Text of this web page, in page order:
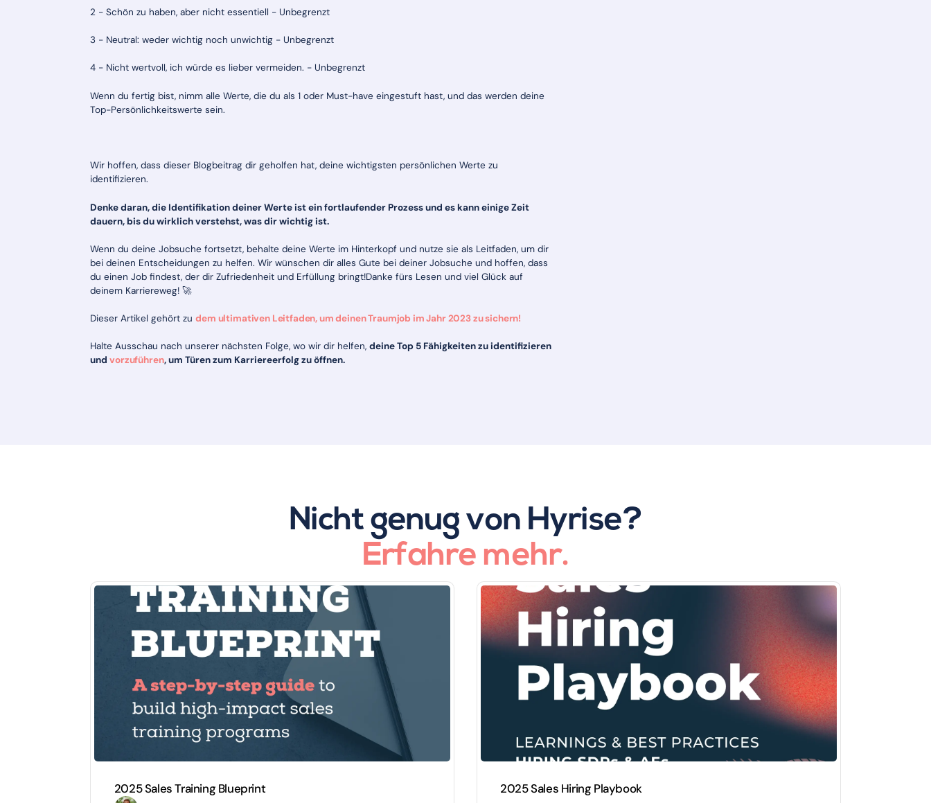
2 - Schön zu haben, aber nicht essentiell - Unbegrenzt
3 - Neutral: weder wichtig noch unwichtig - Unbegrenzt
4 - Nicht wertvoll, ich würde es lieber vermeiden. - Unbegrenzt
Wenn du fertig bist, nimm alle Werte, die du als 1 oder Must-have eingestuft hast, und das werden deine
Top-Persönlichkeitswerte sein.
Wir hoffen, dass dieser Blogbeitrag dir geholfen hat, deine wichtigsten persönlichen Werte zu
identifizieren.
Denke daran, die Identifikation deiner Werte ist ein fortlaufender Prozess und es kann einige Zeit
dauern, bis du wirklich verstehst, was dir wichtig ist.
Wenn du deine Jobsuche fortsetzt, behalte deine Werte im Hinterkopf und nutze sie als Leitfaden, um dir
bei deinen Entscheidungen zu helfen. Wir wünschen dir alles Gute bei deiner Jobsuche und hoffen, dass
du einen Job findest, der dir Zufriedenheit und Erfüllung bringt!Danke fürs Lesen und viel Glück auf
deinem Karriereweg! 🚀
Dieser Artikel gehört zudem ultimativen Leitfaden, um deinen Traumjob im Jahr 2023 zu sichern!
Halte Ausschau nach unserer nächsten Folge, wo wir dir helfen,deine Top 5 Fähigkeiten zu identifizieren
undvorzuführen, um Türen zum Karriereerfolg zu öffnen.
Nicht genug von Hyrise?
Erfahre mehr.
2025 Sales Training Blueprint 2025 Sales Hiring Playbook